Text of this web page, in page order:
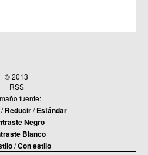
© 2013
RSS
fuente:
/Reducir/Estándar
Negro
Blanco
/Con estilo